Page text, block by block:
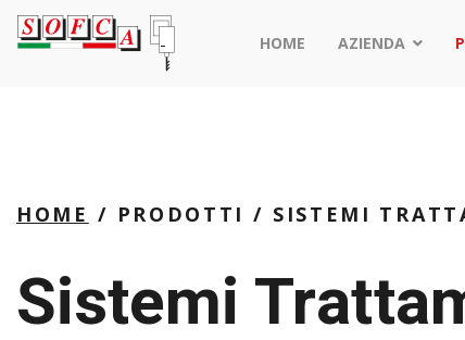
HOME AZIENDA
HOME PRODOTTI SISTEMI
Sistemi